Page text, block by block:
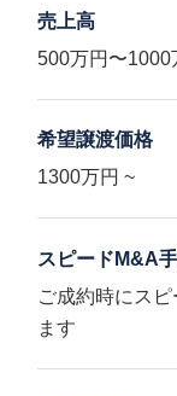
売上高
500万円〜1000
希望譲渡価格
1300万円 ~
スピードM&A
ご成約時にス
ます